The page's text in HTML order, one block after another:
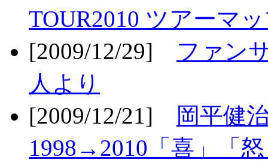
TOUR2010 ツアーマ
[2009/12/29] ファン
人より
[2009/12/21]
岡平健
1998→2010「喜」「